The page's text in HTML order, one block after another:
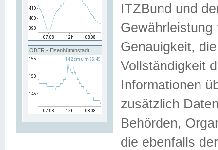
ODER - Eisenhüttenstadt
ITZBund und
Genauigkeit,
Vollständigkeit
Informationen
zusätzlich
Behörden,
die ebenfalls